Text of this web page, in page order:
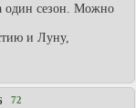
один сезон. Можно
и Луну,
72